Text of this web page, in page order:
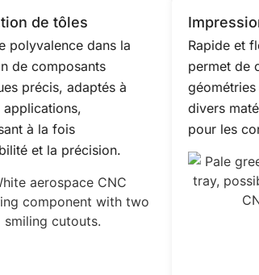
de tôles
polyvalence dans la
de composants
précis, adaptés à
applications,
à la fois
et la précision.
Rapide et
permet de
divers
pour les